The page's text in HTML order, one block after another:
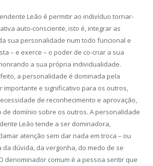
Leão é permitir ao indivíduo tornar-
auto-consciente, isto é, integrar as
sua personalidade num todo funcional e
– e exerce – o poder de co-criar a sua
a sua própria individualidade.
a personalidade é dominada pela
importante e significativo para os outros,
de reconhecimento e aprovação,
de domínio sobre os outros. A personalidade
Leão tende a ser dominadora,
atenção sem dar nada em troca – ou
da dúvida, da vergonha, do medo de se
denominador comum é a pessoa sentir que